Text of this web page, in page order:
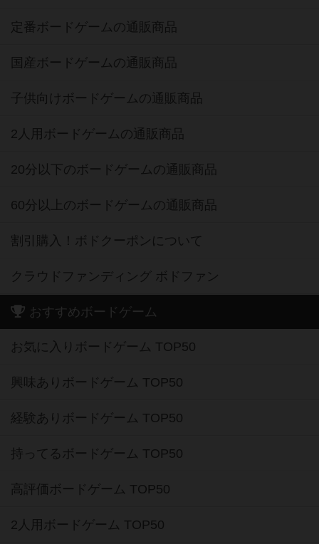
定番ボードゲームの通販商品
国産ボードゲームの通販商品
子供向けボードゲームの通販商品
2人用ボードゲームの通販商品
20分以下のボードゲームの通販商品
60分以上のボードゲームの通販商品
割引購入！ボドクーポンについて
クラウドファンディング ボドファン
おすすめボードゲーム
お気に入りボードゲーム TOP50
興味ありボードゲーム TOP50
経験ありボードゲーム TOP50
持ってるボードゲーム TOP50
高評価ボードゲーム TOP50
2人用ボードゲーム TOP50